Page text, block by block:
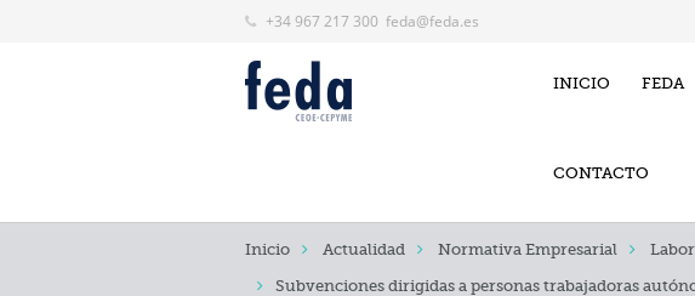
+34 967 217 300 feda@feda.es
INICIO FEDA
CONTACTO
Inicio Actualidad Normativa Empresarial
Subvenciones dirigidas a personas trabajadoras